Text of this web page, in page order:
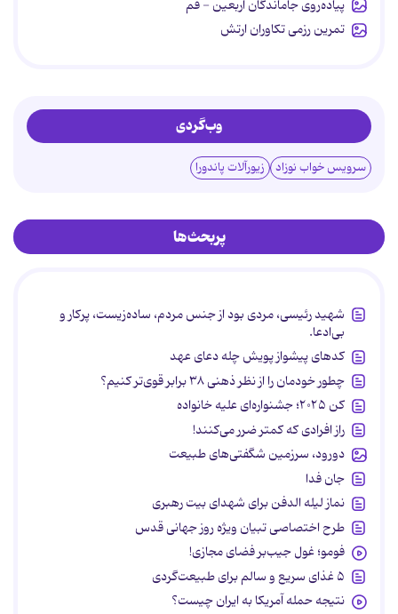
پیاده‌روی جاماندگان اربعین - قم
تمرین رزمی تکاوران ارتش
وب‌گردی
سرویس خواب نوزاد زیورآلات پاندورا
پربحث‌ها
شهید رئیسی، مردی بود از جنس مردم، ساده‌زیست، پرکار و
بی‌ادعا.
کدهای پیشواز پویش چله دعای عهد
چطور خودمان را از نظر ذهنی ۳۸ برابر قوی‌تر کنیم؟
کن ۲۰۲۵؛ جشنواره‌ای علیه خانواده
راز افرادی که کمتر ضرر می‌کنند!
دورود، سرزمین شگفتی‌های طبیعت
جان فدا
نماز لیله الدفن برای شهدای بیت رهبری
طرح اختصاصی تبیان ویژه روز جهانی قدس
فومو؛ غول جیب‌بر فضای مجازی!
۵ غذای سریع و سالم برای طبیعت‌گردی
نتیجه حمله آمریکا به ایران چیست؟